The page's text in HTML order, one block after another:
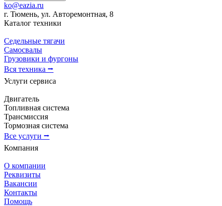
ko@eazia.ru
г. Тюмень, ул. Авторемонтная, 8
Каталог техники
Седельные тягачи
Самосвалы
Грузовики и фургоны
Вся техника ⭢
Услуги сервиса
Двигатель
Топливная система
Трансмиссия
Тормозная система
Все услуги ⭢
Компания
О компании
Реквизиты
Вакансии
Контакты
Помощь